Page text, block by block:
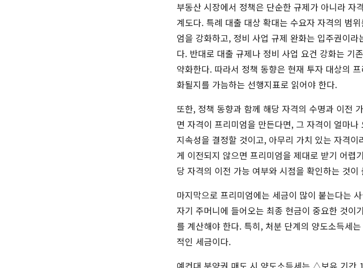
부동산 시장에서 정책은 단순한 규제가 아니라 자
계도다. 특례 대출 대상 확대는 수요자 자격의 범
엄을 강화하고, 정비 사업 규제 완화는 입주권이
다. 반대로 대출 규제나 정비 사업 요건 강화는 기
약화한다. 따라서 정책 동향은 현재 투자 대상의
화될지를 가늠하는 선행지표로 읽어야 한다.
또한, 정책 동향과 함께 해당 자격의 수명과 이전
면 자격이 프리미엄을 만든다면, 그 자격이 얼마나
지속성을 결정할 것이고, 아무리 가치 있는 자격이
게 이전되지 않으면 프리미엄을 제대로 받기 어렵
당 자격의 이전 가능 여부와 시점을 확인하는 것이
마지막으로 프리미엄에는 세금이 많이 붙는다는
자기 주머니에 들어오는 최종 현금이 중요한 것이
를 계산해야 한다. 특히, 처분 단계의 양도소득세
적인 세금이다.